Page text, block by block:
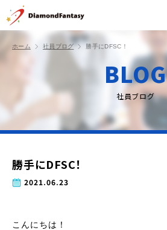
ホーム 社員ブログ 勝手にDFSC！
BLOG
社員ブログ
勝手にDFSC！
2021.06.23
こんにちは！